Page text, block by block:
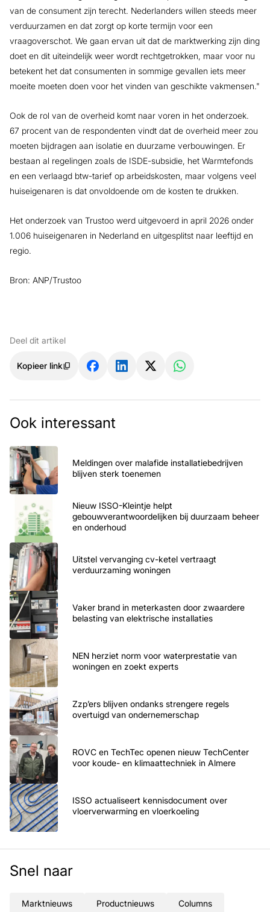
van de consument zijn terecht. Nederlanders willen steeds meer
verduurzamen en dat zorgt op korte termijn voor een
vraagoverschot. We gaan ervan uit dat de marktwerking zijn ding
doet en dit uiteindelijk weer wordt rechtgetrokken, maar voor nu
betekent het dat consumenten in sommige gevallen iets meer
moeite moeten doen voor het vinden van geschikte vakmensen."
Ook de rol van de overheid komt naar voren in het onderzoek.
67 procent van de respondenten vindt dat de overheid meer zou
moeten bijdragen aan isolatie en duurzame verbouwingen. Er
bestaan al regelingen zoals de ISDE-subsidie, het Warmtefonds
en een verlaagd btw-tarief op arbeidskosten, maar volgens veel
huiseigenaren is dat onvoldoende om de kosten te drukken.
Het onderzoek van Trustoo werd uitgevoerd in april 2026 onder
1.006 huiseigenaren in Nederland en uitgesplitst naar leeftijd en
regio.
Bron: ANP/Trustoo
Deel dit artikel
Kopieer link
Ook interessant
Meldingen over malafide installatiebedrijven
blijven sterk toenemen
Nieuw ISSO-Kleintje helpt
gebouwverantwoordelijken bij duurzaam beheer
en onderhoud
Uitstel vervanging cv-ketel vertraagt
verduurzaming woningen
Vaker brand in meterkasten door zwaardere
belasting van elektrische installaties
NEN herziet norm voor waterprestatie van
woningen en zoekt experts
Zzp’ers blijven ondanks strengere regels
overtuigd van ondernemerschap
ROVC en TechTec openen nieuw TechCenter
voor koude- en klimaattechniek in Almere
ISSO actualiseert kennisdocument over
vloerverwarming en vloerkoeling
Snel naar
Marktnieuws Productnieuws Columns